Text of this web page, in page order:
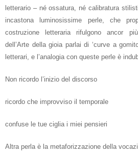
letterario – né ossatura, né calibratura
incastona luminosissime perle, che
costruzione letteraria rifulgono ancor
dell’Arte della gioia parlai di ‘curve a
letterari, e l’analogia con queste perle è
Non ricordo l’inizio del discorso
ricordo che improvviso il temporale
confuse le tue ciglia i miei pensieri
Altra perla è la metaforizzazione della